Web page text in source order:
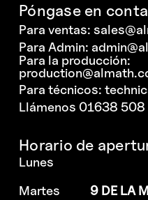
Póngase en
Para ventas:
Para Admin:
Para la producción:
Para técnicos:
Llámenos 01638 508
Horario de
Lunes
Martes
9 DE LA